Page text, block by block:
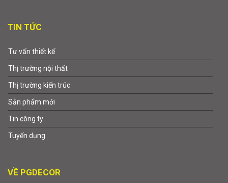
TIN TỨC
Tư vấn thiết kế
Thị trường nội thất
Thị trường kiến trúc
Sản phẩm mới
Tin công ty
Tuyển dụng
VỀ PGDECOR